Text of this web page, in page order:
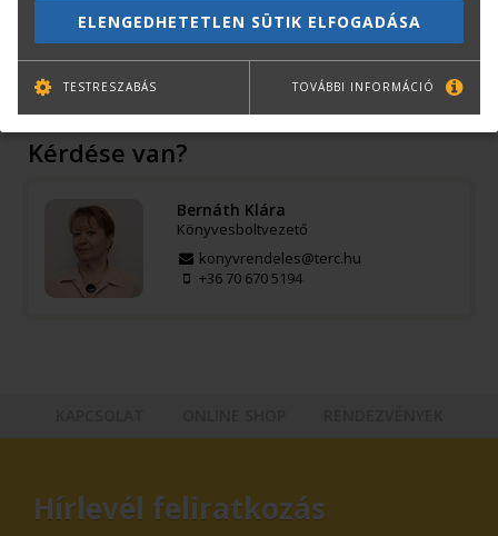
Kiadás éve:
2019
Könyv nyelve:
magyar
Kötészet:
flexibilis tábla
Kérdése van?
Bernáth Klára
Könyvesboltvezető
konyvrendeles@terc.hu
+36 70 670 5194
Hírlevél feliratkozás
ELENGEDHETETLEN SÜTIK ELFOGADÁSA
TESTRESZABÁS TOVÁBBI INFORMÁCIÓ